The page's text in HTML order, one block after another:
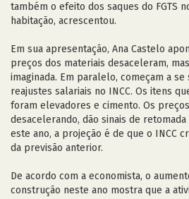
também o efeito dos saques do FGTS
habitação, acrescentou.
Em sua apresentação, Ana Castelo
preços dos materiais desaceleram,
imaginada. Em paralelo, começam a
reajustes salariais no INCC. Os itens
foram elevadores e cimento. Os
desacelerando, dão sinais de
este ano, a projeção é de que o INCC
da previsão anterior.
De acordo com a economista, o
construção neste ano mostra que a